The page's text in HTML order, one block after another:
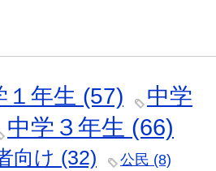
１年生 (57)
中学
中学３年生 (66)
向け (32) 公民 (8)